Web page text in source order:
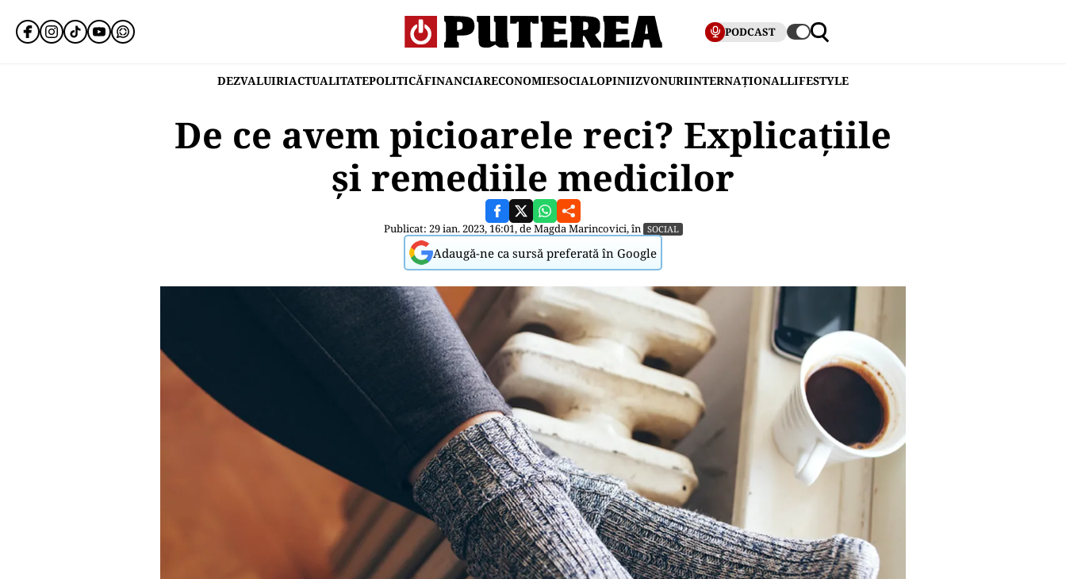
PODCAST
DEZVALUIRIACTUALITATEPOLITICĂFINANCIARECONOMIESOCIALOPINIIZVONURIINTERNAȚIONALLIFESTYLE
De ce avem picioarele reci? Explicațiile
și remediile medicilor
Publicat: 29 ian. 2023, 16:01, deMagda Marincovici, în SOCIAL
Adaugă-ne ca sursă preferată în Google